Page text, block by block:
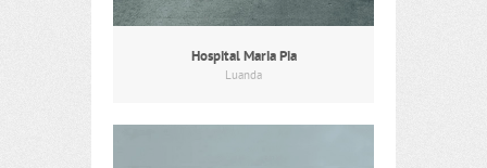
Hospital Maria Pia
Luanda